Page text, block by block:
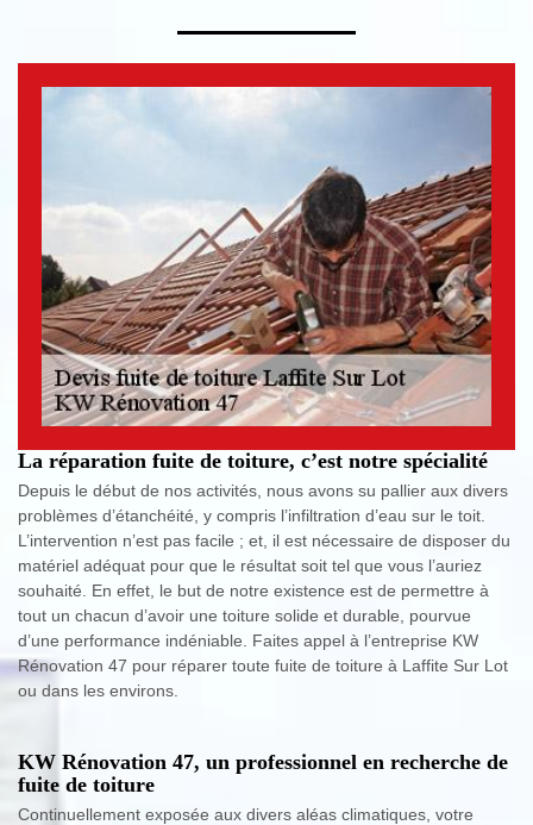
La réparation fuite de toiture, c’est notre spécialité
Depuis le début de nos activités, nous avons su pallier aux divers
problèmes d’étanchéité, y compris l’infiltration d’eau sur le toit.
L’intervention n’est pas facile ; et, il est nécessaire de disposer du
matériel adéquat pour que le résultat soit tel que vous l’auriez
souhaité. En effet, le but de notre existence est de permettre à
tout un chacun d’avoir une toiture solide et durable, pourvue
d’une performance indéniable. Faites appel à l’entreprise KW
Rénovation 47 pour réparer toute fuite de toiture à Laffite Sur Lot
ou dans les environs.
KW Rénovation 47, un professionnel en recherche de
fuite de toiture
Continuellement exposée aux divers aléas climatiques, votre